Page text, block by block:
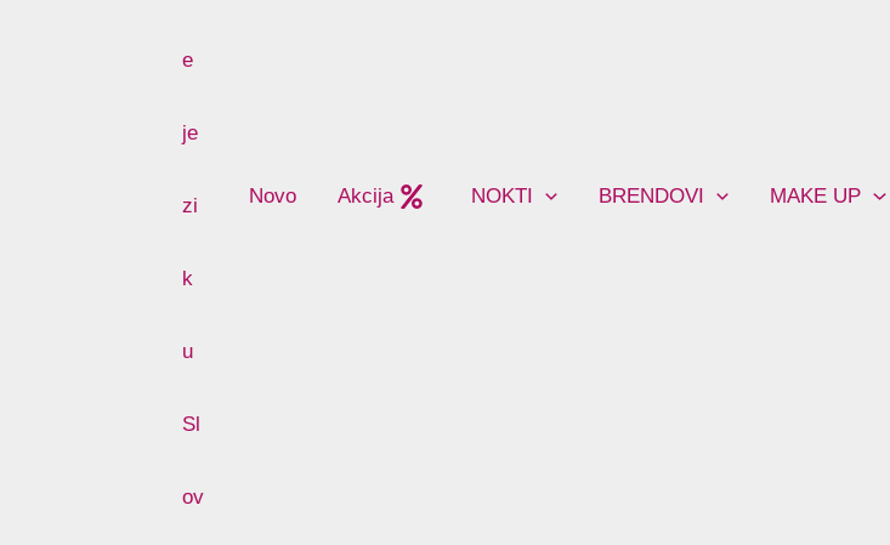
Novo Akcija NOKTI BRENDOVI MAKE UP